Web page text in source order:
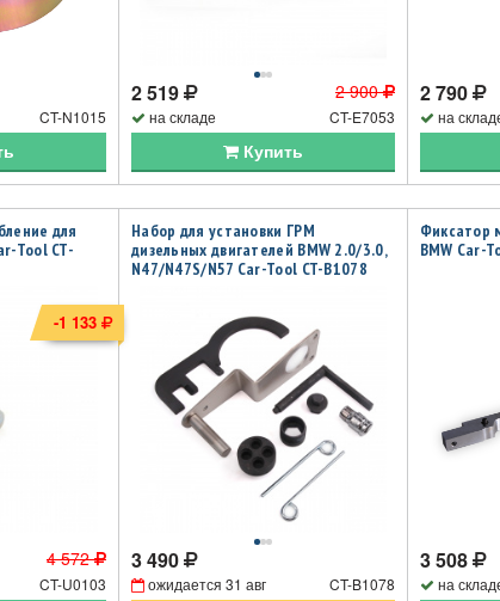
CT-N1015
2 900
2 519
на складе CT-E7053
Купить
2 790
на
для
Tool CT-
4 572
CT-U0103
-1 133
Набор для установки ГРМ
дизельных двигателей BMW 2.0/3.0,
N47/N47S/N57 Car-Tool CT-B1078
3 490
ожидается 31 авг CT-B1078
Фиксатор
BMW Car-
3 508
на